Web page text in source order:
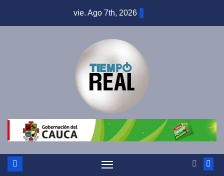
vie. Ago 7th, 2026